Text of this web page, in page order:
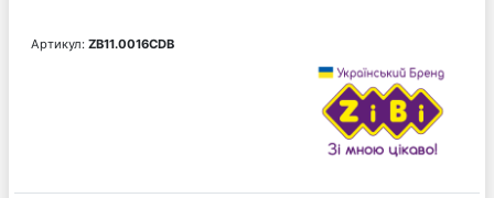
Артикул: ZB11.0016CDB